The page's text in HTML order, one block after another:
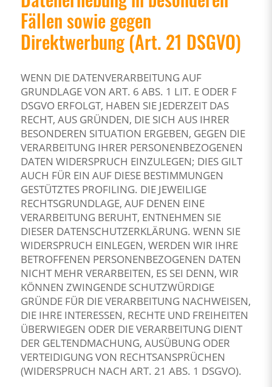
Fällen sowie gegen
Direktwerbung (Art. 21 DSGVO)
WENN DIE DATENVERARBEITUNG AUF
GRUNDLAGE VON ART. 6 ABS. 1 LIT. E ODER F
DSGVO ERFOLGT, HABEN SIE JEDERZEIT DAS
RECHT, AUS GRÜNDEN, DIE SICH AUS IHRER
BESONDEREN SITUATION ERGEBEN, GEGEN DIE
VERARBEITUNG IHRER PERSONENBEZOGENEN
DATEN WIDERSPRUCH EINZULEGEN; DIES GILT
AUCH FÜR EIN AUF DIESE BESTIMMUNGEN
GESTÜTZTES PROFILING. DIE JEWEILIGE
RECHTSGRUNDLAGE, AUF DENEN EINE
VERARBEITUNG BERUHT, ENTNEHMEN SIE
DIESER DATENSCHUTZERKLÄRUNG. WENN SIE
WIDERSPRUCH EINLEGEN, WERDEN WIR IHRE
BETROFFENEN PERSONENBEZOGENEN DATEN
NICHT MEHR VERARBEITEN, ES SEI DENN, WIR
KÖNNEN ZWINGENDE SCHUTZWÜRDIGE
GRÜNDE FÜR DIE VERARBEITUNG NACHWEISEN,
DIE IHRE INTERESSEN, RECHTE UND FREIHEITEN
ÜBERWIEGEN ODER DIE VERARBEITUNG DIENT
DER GELTENDMACHUNG, AUSÜBUNG ODER
VERTEIDIGUNG VON RECHTSANSPRÜCHEN
(WIDERSPRUCH NACH ART. 21 ABS. 1 DSGVO).